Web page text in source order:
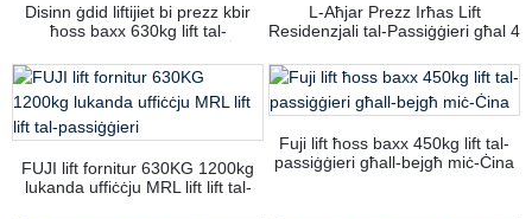
Disinn ġdid liftijiet bi prezz kbir
ħoss baxx 630kg lift tal-
L-Aħjar Prezz Irħas Lift
Residenzjali tal-Passiġġieri għal 4
FUJI lift fornitur 630KG 1200kg
lukanda uffiċċju MRL lift lift tal-
Fuji lift ħoss baxx 450kg lift tal-
passiġġieri għall-bejgħ miċ-Ċina